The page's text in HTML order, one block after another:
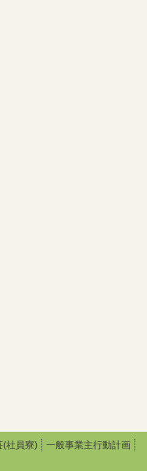
(社員寮)
一般事業主行動計画